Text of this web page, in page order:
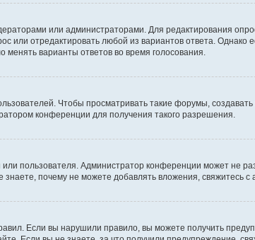
или администраторами. Для редактирования
или отредактировать любой из вариантов ответа.
менять варианты ответов во время голосования.
Чтобы просматривать такие форумы,
конференции для получения такого разрешения.
пользователя. Администратор конференции может не
почему не можете добавлять вложения, свяжитесь
Если вы нарушили правило, вы можете получить